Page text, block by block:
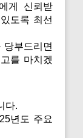
게 신뢰받
도록 최선
부드리면
를 마치겠
다.
년도 주요